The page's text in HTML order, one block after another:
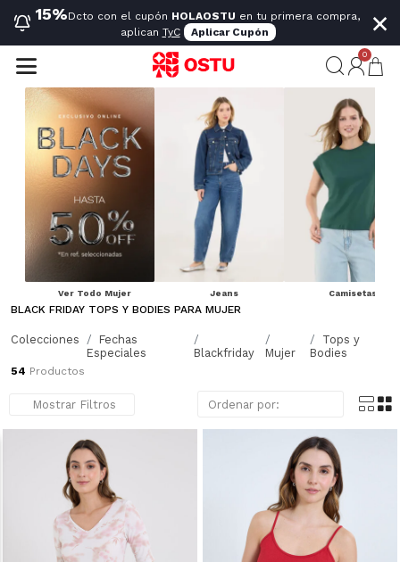
15%Dcto con el cupón HOLAOSTU en tu primera compra,
aplican TyC Aplicar Cupón ×
0
Ver Todo Mujer Jeans Camisetas
BLACK FRIDAY TOPS Y BODIES PARA MUJER
Colecciones
Fechas
Especiales
Blackfriday Mujer
Tops y
Bodies
54 Productos
Mostrar Filtros